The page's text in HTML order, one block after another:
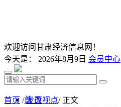
欢迎访问甘肃经济信息网！
今天是： 2026年8月9日 会员中心
首 页
首页 /发改视点/ 正文